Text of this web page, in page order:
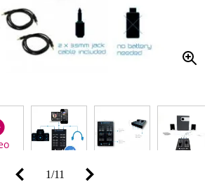
1/11